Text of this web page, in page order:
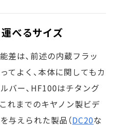
べるサイズ
差は、前述の内蔵フラッ
てよく、本体に関してもカ
バー、HF100はチタング
れまでのキヤノン製ビデ
与えられた製品（DC20な